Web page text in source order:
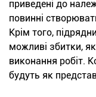
приведені до
повинні
Крім того,
можливі збитки,
виконання робіт.
будуть як